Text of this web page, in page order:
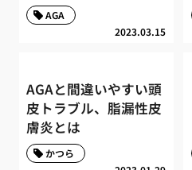
2023.03.15
AGA
AGAと間違いやすい頭
皮トラブル、脂漏性皮
膚炎とは
かつら